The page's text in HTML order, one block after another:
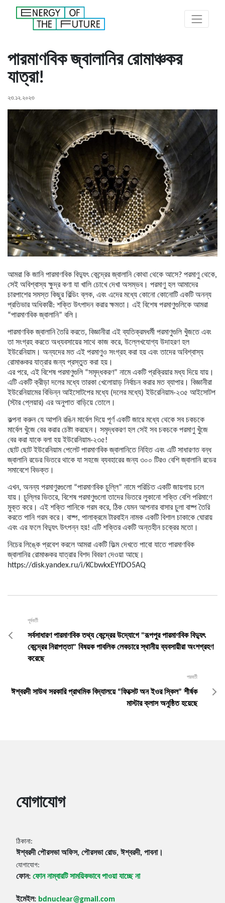
পারমাণবিক জ্বালানির রোমাঞ্চকর
যাত্রা!
২৩.১২.২০২৩
আমরা কি জানি পারমাণবিক বিদ্যুৎ কেন্দ্রের জ্বালানি কোথা থেকে আসে? পরমাণু থেকে,
সেই অবিশ্বাস্য ক্ষুদ্র কণা যা খালি চোখে দেখা অসম্ভব। পরমাণু হল আমাদের
চারপাশের সমস্ত কিছুর বিল্ডিং ব্লক, এবং এদের মধ্যে কোনো কোনোটি একটি অনন্য
প্রতিভার অধিকারী: শক্তি উৎপাদন করার ক্ষমতা। এই বিশেষ পরমাণুগুলিকে আমরা
“পারমাণবিক জ্বালানি” বলি।
পারমাণবিক জ্বালানি তৈরি করতে, বিজ্ঞানীরা এই ব্যতিক্রমধর্মী পরমাণুগুলি খুঁজতে এবং
তা সংগ্রহ করতে অধ্যবসায়ের সাথে কাজ করে, উল্লেখযোগ্য উদাহরণ হল
ইউরেনিয়াম। অন্যদের মত এই পরমাণুও সংগ্রহ করা হয় এবং তাদের অবিশ্বাস্য
রোমাঞ্চকর যাত্রার জন্য প্রস্তুত করা হয়।
এর পরে, এই বিশেষ পরমাণুগুলি “সমৃদ্ধকরণ” নামে একটি প্রক্রিয়ার মধ্য দিয়ে যায়।
এটি একটি ক্রীড়া দলের মধ্যে তারকা খেলোয়াড় নির্বাচন করার মত ব্যাপার। বিজ্ঞানীরা
ইউরেনিয়ামের বিভিন্ন আইসোটপের মধ্যে (দলের মধ্যে) ইউরেনিয়াম-২৩৫ আইসোটপ
(স্টার প্লেয়ার) এর অনুপাত বাড়িয়ে তোলে।
কল্পনা করুন যে আপনি রঙিন মার্বেল দিয়ে পূর্ণ একটি জারে মধ্যে থেকে সব চকচকে
মার্বেল খুঁজে বের করার চেষ্টা করছেন। সমৃদ্ধকরণ হল সেই সব চকচকে পরমাণু খুঁজে
বের করা যাকে বলা হয় ইউরেনিয়াম-২৩৫!
ছোট ছোট ইউরেনিয়াম পেলেট পারমাণবিক জ্বালানিতে নিহিত এবং এটি সাধারণত বন্ধ
জ্বালানি রডের ভিতরে থাকে যা সহজে ব্যবহারের জন্য ৩০০ টিরও বেশি জ্বালানি রডের
সমাবেশে বিভক্ত।
এখন, অনন্য পরমাণুরগুলো “পারমাণবিক চুল্লি” নামে পরিচিত একটি জায়গায় চলে
যায়। চুল্লির ভিতরে, বিশেষ পরমাণুগুলো তাদের ভিতরে লুকানো শক্তি বেশি পরিমাণে
মুক্ত করে। এই শক্তি পানিকে গরম করে, ঠিক যেমন আপনার বাসার চুলা বাষ্প তৈরি
করতে পানি গরম করে। বাষ্প, পালাক্রমে টারবাইন নামক একটি বিশাল চাকাকে ঘোরায়
এবং এর ফলে বিদ্যুৎ উৎপন্ন হয়! এটি শক্তির একটি অন্তহীন চক্রের মতো।
নিচের লিঙ্কে প্রবেশ করলে আমরা একটি ফিল্ম দেখতে পাবো যাতে পারমাণবিক
জ্বালানির রোমাঞ্চকর যাত্রার বিশদ বিবরণ দেওয়া আছে।
https://disk.yandex.ru/i/KCbwkxEYfDO5AQ
পূর্ববর্তী
সর্বসাধারণ পারমাণবিক তথ্য কেন্দ্রের উদ্যোগে "রূপপুর পারমাণবিক বিদ্যুৎ
কেন্দ্রের নিরাপত্তা" বিষয়ক পাবলিক লেকচারে স্থানীয় ব্যবসায়ীরা অংশগ্রহণ
করেছে
পরবর্তী
ঈশ্বরদী সাউথ সরকারি প্রাথমিক বিদ্যালয়ে “ফিক্সেট অন ইওর স্কিল” শীর্ষক
মাস্টার ক্লাস অনুষ্ঠিত হয়েছে
যোগাযোগ
ঠিকানা:
ঈশ্বরদী পৌরসভা অফিস, পৌরসভা রোড, ঈশ্বরদী, পাবনা।
যোগাযোগ:
ফোন: ফোন নাম্বারটি সাময়িকভাবে পাওয়া যাচ্ছে না
ইমেইল: bdnuclear@gmail.com